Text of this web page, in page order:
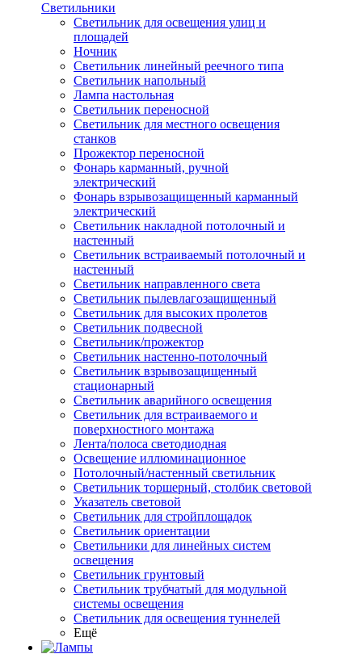
Светильники
Светильник для освещения улиц и
площадей
Ночник
Светильник линейный реечного типа
Светильник напольный
Лампа настольная
Светильник переносной
Светильник для местного освещения
станков
Прожектор переносной
Фонарь карманный, ручной
электрический
Фонарь взрывозащищенный карманный
электрический
Светильник накладной потолочный и
настенный
Светильник встраиваемый потолочный и
настенный
Светильник направленного света
Светильник пылевлагозащищенный
Светильник для высоких пролетов
Светильник подвесной
Светильник/прожектор
Светильник настенно-потолочный
Светильник взрывозащищенный
стационарный
Светильник аварийного освещения
Светильник для встраиваемого и
поверхностного монтажа
Лента/полоса светодиодная
Освещение иллюминационное
Потолочный/настенный светильник
Светильник торшерный, столбик световой
Указатель световой
Светильник для стройплощадок
Светильник ориентации
Светильники для линейных систем
освещения
Светильник грунтовый
Светильник трубчатый для модульной
системы освещения
Светильник для освещения туннелей
Ещё